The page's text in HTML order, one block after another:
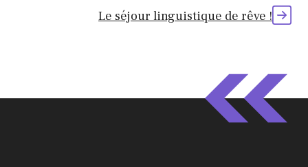
Le séjour linguistique de rêve !